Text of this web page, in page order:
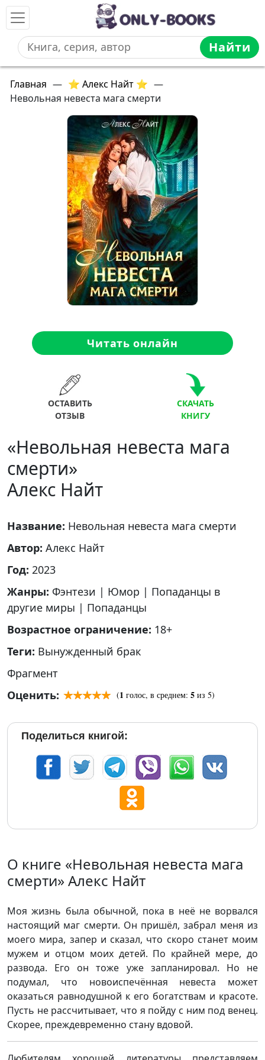
Найти
Главная — ⭐ Алекс Найт ⭐ —
Невольная невеста мага смерти
Читать онлайн
ОСТАВИТЬ
ОТЗЫВ
СКАЧАТЬ
КНИГУ
«Невольная невеста мага
смерти»
Алекс Найт
Название: Невольная невеста мага смерти
Автор: Алекс Найт
Год: 2023
Жанры: Фэнтези | Юмор | Попаданцы в
другие миры | Попаданцы
Возрастное ограничение: 18+
Теги: Вынужденный брак
Фрагмент
Оценить:
(1 голос, в среднем: 5 из 5)
Поделиться книгой:
О книге «Невольная невеста мага
смерти» Алекс Найт
Моя жизнь была обычной, пока в неё не ворвался
настоящий маг смерти. Он пришёл, забрал меня из
моего мира, запер и сказал, что скоро станет моим
мужем и отцом моих детей. По крайней мере, до
развода. Его он тоже уже запланировал. Но не
подумал, что новоиспечённая невеста может
оказаться равнодушной к его богатствам и красоте.
Пусть не рассчитывает, что я пойду с ним под венец.
Скорее, преждевременно стану вдовой.